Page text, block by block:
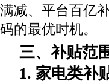
满减、平台百亿
码的最优时机。
三、补贴范
1. 家电类补